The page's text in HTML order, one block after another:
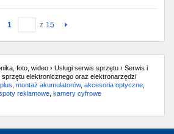
1 z 15
foto, wideo › Usługi serwis sprzętu › Serwis i
elektronicznego oraz elektronarzędzi
montaż akumulatorów, akcesoria optyczne
reklamowe kamery cyfrowe